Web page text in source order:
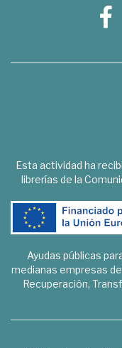
Esta actividad ha
librerías de la
Ayudas públicas
medianas empresas
Recuperación,